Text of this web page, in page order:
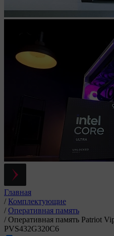
Главная
/ Комплектующие
/ Оперативная память
/ Оперативная память Patriot
PVS432G320C6